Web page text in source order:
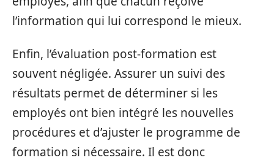
l’information qui lui correspond le mieux.
Enfin, l’évaluation post-formation est
souvent négligée. Assurer un suivi des
résultats permet de déterminer si les
employés ont bien intégré les nouvelles
procédures et d’ajuster le programme de
formation si nécessaire. Il est donc